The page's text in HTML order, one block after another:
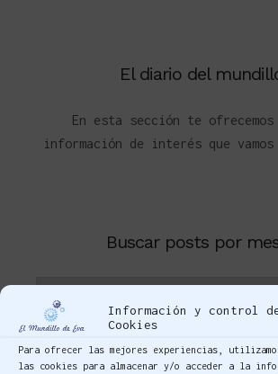
Información y control
Cookies
Para ofrecer las mejores experiencias,
las cookies para almacenar y/o acceder a la
El diario del
En esta sección te
información de interés que
Buscar posts por
Categorías